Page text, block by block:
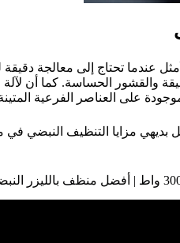
عندما تحتاج إلى معالجة
على العناصر الفرعية
بديهي مزايا التنظيف النبضي